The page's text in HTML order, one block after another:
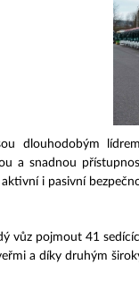
dlouhodobým
a snadnou
i pasivní
vůz pojmout 41
a díky druhým